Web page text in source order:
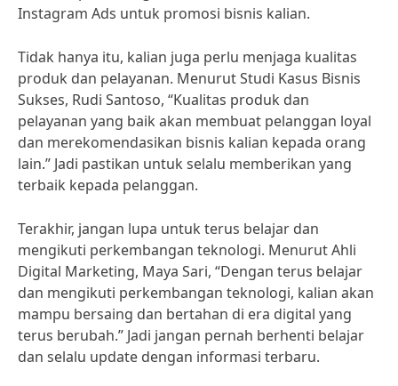
Instagram Ads untuk promosi bisnis kalian.
Tidak hanya itu, kalian juga perlu menjaga kualitas
produk dan pelayanan. Menurut Studi Kasus Bisnis
Sukses, Rudi Santoso, “Kualitas produk dan
pelayanan yang baik akan membuat pelanggan loyal
dan merekomendasikan bisnis kalian kepada orang
lain.” Jadi pastikan untuk selalu memberikan yang
terbaik kepada pelanggan.
Terakhir, jangan lupa untuk terus belajar dan
mengikuti perkembangan teknologi. Menurut Ahli
Digital Marketing, Maya Sari, “Dengan terus belajar
dan mengikuti perkembangan teknologi, kalian akan
mampu bersaing dan bertahan di era digital yang
terus berubah.” Jadi jangan pernah berhenti belajar
dan selalu update dengan informasi terbaru.